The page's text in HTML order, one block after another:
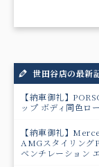
世田谷店の最新
【納車御礼】
ップ ボディ同色ロ
【納車御礼】
AMGスタイリング
ベンチレーション